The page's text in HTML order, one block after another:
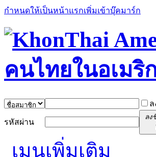
กำหนดให้เป็นหน้าแรกเพิ่มเข้าบุ๊คมาร์ก
ล
รหัสผ่าน
ลง
เมนูเพิ่มเติม